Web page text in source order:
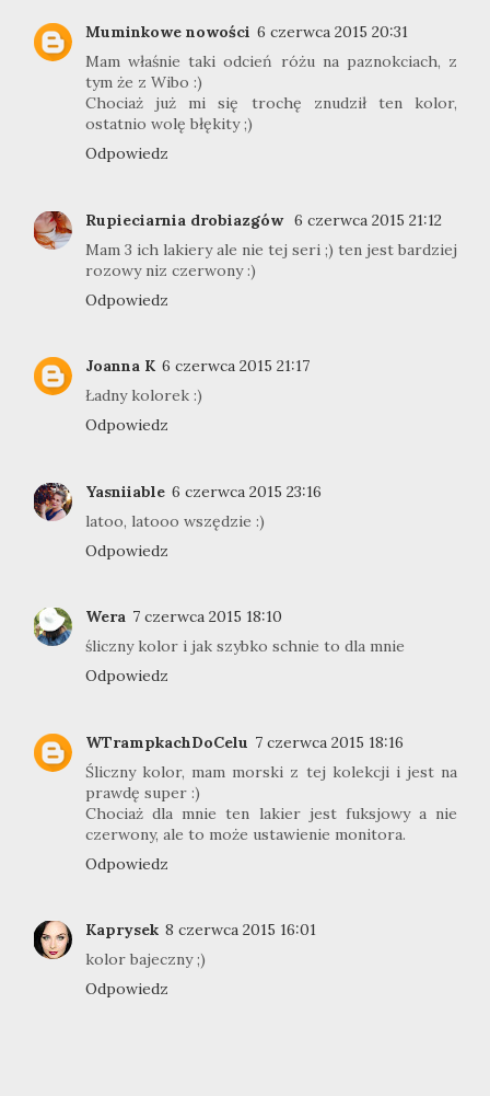
Muminkowe nowości 6 czerwca 2015 20:31
Mam właśnie taki odcień różu na paznokciach, z
tym że z Wibo :)
Chociaż już mi się trochę znudził ten kolor,
ostatnio wolę błękity ;)
Odpowiedz
Rupieciarnia drobiazgów 6 czerwca 2015 21:12
Mam 3 ich lakiery ale nie tej seri ;) ten jest bardziej
rozowy niz czerwony :)
Odpowiedz
Joanna K 6 czerwca 2015 21:17
Ładny kolorek :)
Odpowiedz
Yasniiable 6 czerwca 2015 23:16
latoo, latooo wszędzie :)
Odpowiedz
Wera 7 czerwca 2015 18:10
śliczny kolor i jak szybko schnie to dla mnie
Odpowiedz
WTrampkachDoCelu 7 czerwca 2015 18:16
Śliczny kolor, mam morski z tej kolekcji i jest na
prawdę super :)
Chociaż dla mnie ten lakier jest fuksjowy a nie
czerwony, ale to może ustawienie monitora.
Odpowiedz
Kaprysek 8 czerwca 2015 16:01
kolor bajeczny ;)
Odpowiedz